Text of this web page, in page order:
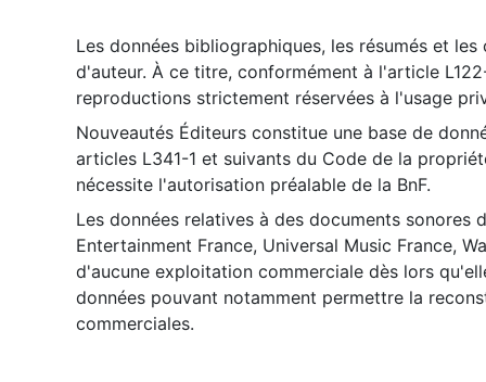
Les données bibliographiques, les résumés et
d'auteur. À ce titre, conformément à l'article
reproductions strictement réservées à l'usage
Nouveautés Éditeurs constitue une base de
articles L341-1 et suivants du Code de la
nécessite l'autorisation préalable de la BnF.
Les données relatives à des documents sonores
Entertainment France, Universal Music France,
d'aucune exploitation commerciale dès lors
données pouvant notamment permettre la
commerciales.